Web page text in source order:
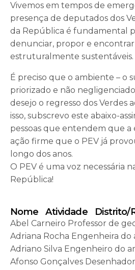
Vivemos em tempos de
presença de deputados dos
da República é fundamental
denunciar, propor e
estruturalmente sustentáveis.
É preciso que o ambiente – o
priorizado e não
desejo o regresso dos Verdes
isso, subscrevo este abaixo-
pessoas que entendem que a
ação firme que o PEV já
longo dos anos.
O PEV é uma voz necessária
República!
Nome Atividade Distrito/
Abel Carneiro Professor de
Adriana Rocha Engenheira do
Adriano Silva Engenheiro do
Afonso Gonçalves